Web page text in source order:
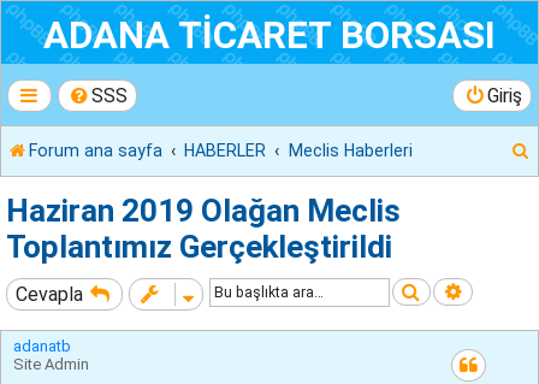
ADANA TİCARET BORSASI
SSS Giriş
Forum ana sayfa HABERLER Meclis Haberleri
Haziran 2019 Olağan Meclis
Toplantımız Gerçekleştirildi
Cevapla Ara Gelişmiş
adanatb
Site Admin